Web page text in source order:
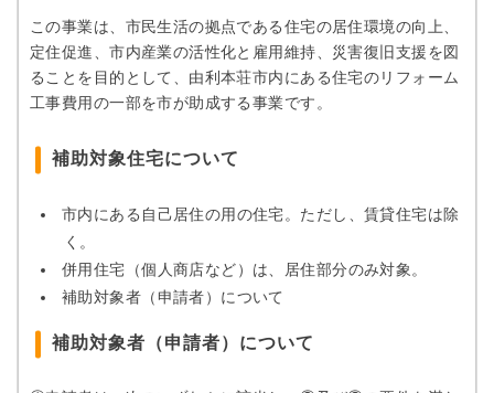
この事業は、市民生活の拠点である住宅の居住環境の向上、
定住促進、市内産業の活性化と雇用維持、災害復旧支援を図
ることを目的として、由利本荘市内にある住宅のリフォーム
工事費用の一部を市が助成する事業です。
補助対象住宅について
市内にある自己居住の用の住宅。ただし、賃貸住宅は除
く。
併用住宅（個人商店など）は、居住部分のみ対象。
補助対象者（申請者）について
補助対象者（申請者）について